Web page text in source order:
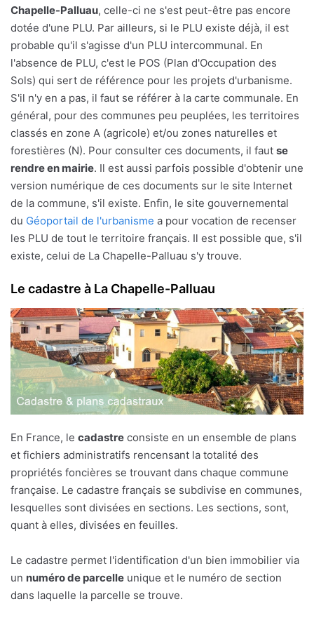
Chapelle-Palluau, celle-ci ne s'est peut-être pas encore
dotée d'une PLU. Par ailleurs, si le PLU existe déjà, il est
probable qu'il s'agisse d'un PLU intercommunal. En
l'absence de PLU, c'est le POS (Plan d'Occupation des
Sols) qui sert de référence pour les projets d'urbanisme.
S'il n'y en a pas, il faut se référer à la carte communale. En
général, pour des communes peu peuplées, les territoires
classés en zone A (agricole) et/ou zones naturelles et
forestières (N). Pour consulter ces documents, il faut se
rendre en mairie. Il est aussi parfois possible d'obtenir une
version numérique de ces documents sur le site Internet
de la commune, s'il existe. Enfin, le site gouvernemental
du Géoportail de l'urbanisme a pour vocation de recenser
les PLU de tout le territoire français. Il est possible que, s'il
existe, celui de La Chapelle-Palluau s'y trouve.
Le cadastre à La Chapelle-Palluau
En France, le cadastre consiste en un ensemble de plans
et fichiers administratifs rencensant la totalité des
propriétés foncières se trouvant dans chaque commune
française. Le cadastre français se subdivise en communes,
lesquelles sont divisées en sections. Les sections, sont,
quant à elles, divisées en feuilles.
Le cadastre permet l'identification d'un bien immobilier via
un numéro de parcelle unique et le numéro de section
dans laquelle la parcelle se trouve.